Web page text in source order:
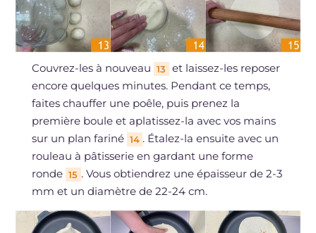
Couvrez-les à nouveau 13
et laissez-les reposer
encore quelques minutes. Pendant ce temps,
faites chauffer une poêle, puis prenez la
première boule et aplatissez-la avec vos mains
sur un plan fariné 14 . Étalez-la ensuite avec un
rouleau à pâtisserie en gardant une forme
ronde 15 . Vous obtiendrez une épaisseur de 2-3
mm et un diamètre de 22-24 cm.